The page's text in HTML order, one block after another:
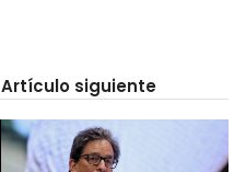
Artículo siguiente